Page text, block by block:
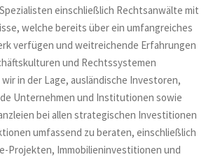
einschließlich Rechtsanwälte mit
welche bereits über ein umfangreiches
verfügen und weitreichende Erfahrungen
und Rechtssystemen
in der Lage, ausländische Investoren,
Unternehmen und Institutionen sowie
bei allen strategischen Investitionen
umfassend zu beraten, einschließlich
Projekten, Immobilieninvestitionen und